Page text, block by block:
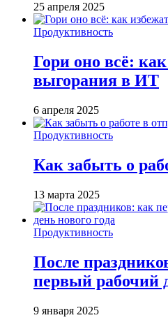
25 апреля 2025
Продуктивность
Гори оно всё:
выгорания в ИТ
6 апреля 2025
Продуктивность
Как забыть о
13 марта 2025
Продуктивность
После
первый рабочий
9 января 2025